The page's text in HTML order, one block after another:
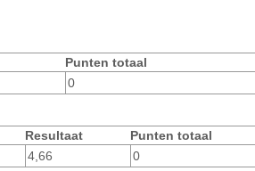
Punten totaal
0
Resultaat
Punten totaal
4,66 0